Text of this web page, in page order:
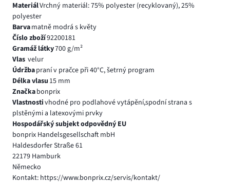
MateriálVrchný materiál: 75% polyester (recyklovaný), 25%
polyester
Barvamatně modrá s květy
Číslo zboží92200181
Gramáž látky700 g/m²
Vlas velur
Údržbapraní v pračce při 40°C, šetrný program
Délka vlasu 15 mm
Značkabonprix
Vlastnostivhodné pro podlahové vytápění,spodní strana s
plstěnými a latexovými prvky
Hospodářský subjekt odpovědný EU
bonprix Handelsgesellschaft mbH
Haldesdorfer Straße 61
22179 Hamburk
Německo
Kontakt: https://www.bonprix.cz/servis/kontakt/